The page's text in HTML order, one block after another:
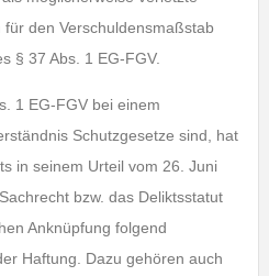
den Verschuldensmaßstab
§ 37 Abs. 1 EG-FGV.
1 EG-FGV bei einem
Schutzgesetze sind, hat
in seinem Urteil vom 26. Juni
bzw. das Deliktsstatut
Anknüpfung folgend
Haftung. Dazu gehören auch